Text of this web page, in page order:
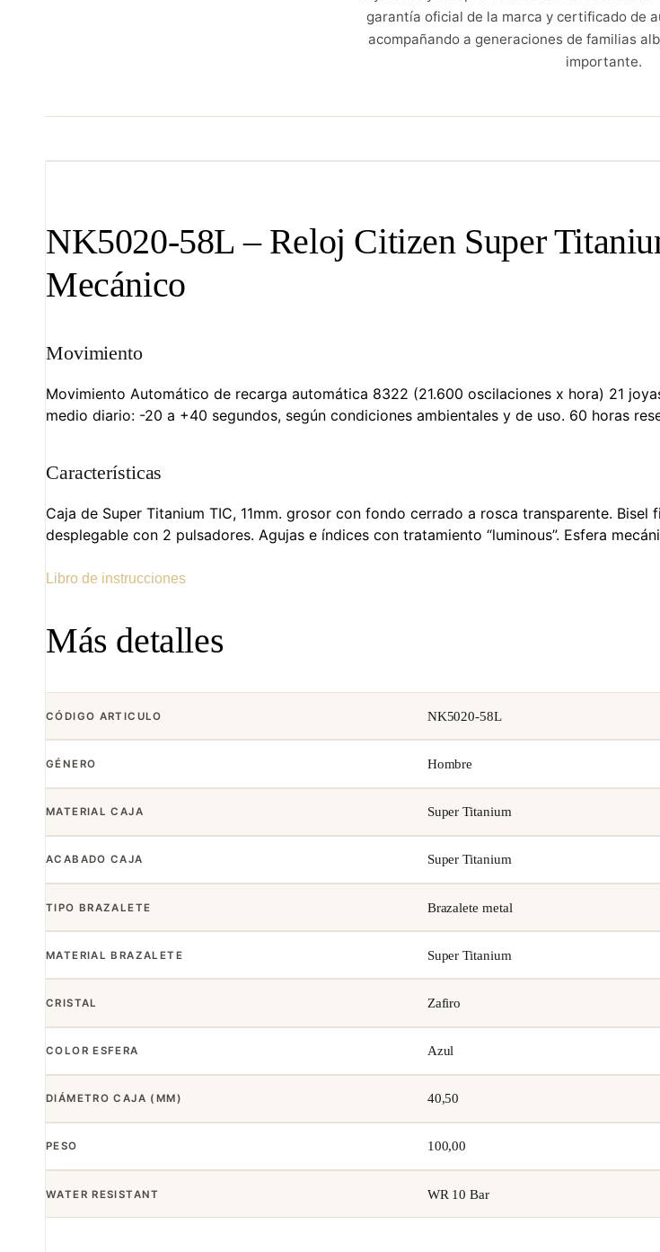
garantía oficial de la marca y certificado de
acompañando a generaciones de familias
importante.
NK5020-58L – Reloj Citizen Super
Mecánico
Movimiento
Movimiento Automático de recarga automática 8322 (21.600 oscilaciones x hora) 21
medio diario: -20 a +40 segundos, según condiciones ambientales y de uso. 60 horas
Características
Caja de Super Titanium TIC, 11mm. grosor con fondo cerrado a rosca transparente.
desplegable con 2 pulsadores. Agujas e índices con tratamiento “luminous”. Esfera
Libro de instrucciones
Más detalles
CÓDIGO ARTICULO NK5020-58L
GÉNERO Hombre
MATERIAL CAJA Super Titanium
ACABADO CAJA Super Titanium
TIPO BRAZALETE Brazalete metal
MATERIAL BRAZALETE Super Titanium
CRISTAL Zafiro
COLOR ESFERA Azul
DIÁMETRO CAJA (MM) 40,50
PESO 100,00
WATER RESISTANT WR 10 Bar